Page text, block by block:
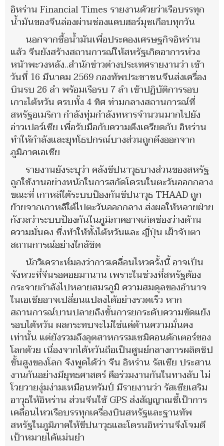
อิหร่าน Financial Times รายงานด้วยว่าเรือบรรทุก
น้ำมันของจีนล่องผ่านช่องแคบฮอร์มุซเกือบทุกวัน
นอกจากซื้อน้ำมันเพื่อประคองเศรษฐกิจอิหร่าน
แล้ว จีนยังสร้างสถานการณ์ให้สหรัฐเกิดอาการห่วง
หน้าพะวงหลัง..สำนักข่าวต่างประเทศรายงานว่า เช้า
วันที่ 16 มีนาคม 2569 กองทัพประชาชนจีนส่งเครื่อง
บินรบ 26 ลำ พร้อมเรือรบ 7 ลำ เข้าปฏิบัติการรอบ
เกาะไต้หวัน ครบทั้ง 4 ทิศ ท่ามกลางสถานการณ์ที่
สหรัฐอเมริกา กำลังทุ่มกำลังทหารจำนวนมากไปยัง
อ่าวเปอร์เซีย เพื่อรับมือกับความตึงเครียดกับ อิหร่าน
ทำให้กำลังและยุทโธปกรณ์บางส่วนถูกดึงออกจาก
ภูมิภาคเอเชีย
รายงานยังระบุว่า คลังขีปนาวุธบางส่วนของสหรัฐ
ถูกใช้งานอย่างหนักในการสกัดโดรนในตะวันออกกลาง
ขณะที่ เกาหลีใต้ระบบป้องกันขีปนาวุธ THAAD ถูก
ย้ายจากเกาหลีใต้ไปตะวันออกกลาง ส่งผลให้หลายฝ่าย
กังวลว่าระบบป้องกันในภูมิภาคอาจเกิดช่องว่างด้าน
ความมั่นคง ซึ่งทำให้ทั้งไต้หวันและ ญี่ปุ่น เฝ้าจับตา
สถานการณ์อย่างใกล้ชิด
นักวิเคราะห์มองว่าการเคลื่อนไหวครั้งนี้ อาจเป็น
จังหวะที่จีนรอคอยมานาน เพราะในช่วงที่สหรัฐต้อง
กระจายกำลังไปหลายสมรภูมิ ความสมดุลของอำนาจ
ในเอเชียอาจเปลี่ยนแปลงได้อย่างรวดเร็ว หาก
สถานการณ์บานปลายถึงขั้นการยกระดับความขัดแย้ง
รอบไต้หวัน ผลกระทบจะไม่ใช่แค่ด้านความมั่นคง
เท่านั้น แต่ยังรวมถึงอุตสาหกรรมเซมิคอนดักเตอร์ของ
โลกด้วย เนื่องจากไต้หวันถือเป็นศูนย์กลางการผลิตชิป
ขั้นสูงของโลก จึงพูดได้ว่า จีน อิหร่าน รัสเซีย ประสาน
งานกันอย่างมียุทธศาสตร์ คือร่วมงานกันในทางลับ ไม่
โวยวายงุ่มง่ามเหมือนทรัมป์ มีรายงานว่า รัสเซียเสริม
อาวุธให้อิหร่าน ส่วนจีนใช้ GPS ส่งสัญญาณชี้เป้าการ
เคลื่อนไหวเรือบรรทุกเครื่องบินสหรัฐและฐานทัพ
สหรัฐในภูมิภาคให้ขีปนาวุธและโดรนอิหร่านจึงโจมตี
เป้าหมายได้แม่นยำ